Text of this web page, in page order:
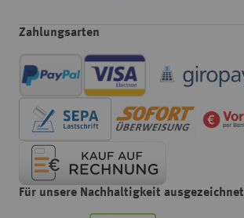
Zahlungsarten
Für unsere Nachhaltigkeit ausgezeichnet